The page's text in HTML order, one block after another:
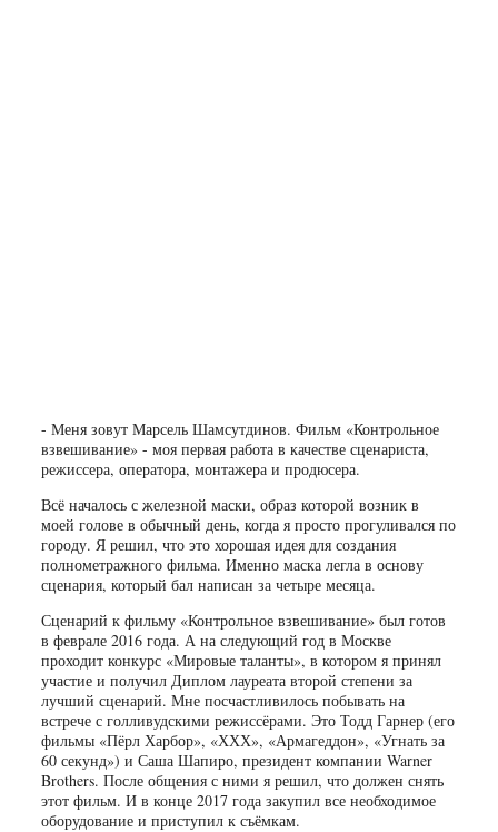
- Меня зовут Марсель Шамсутдинов. Фильм «Контрольное
взвешивание» - моя первая работа в качестве сценариста,
режиссера, оператора, монтажера и продюсера.
Всё началось с железной маски, образ которой возник в
моей голове в обычный день, когда я просто прогуливался по
городу. Я решил, что это хорошая идея для создания
полнометражного фильма. Именно маска легла в основу
сценария, который бал написан за четыре месяца.
Сценарий к фильму «Контрольное взвешивание» был готов
в феврале 2016 года. А на следующий год в Москве
проходит конкурс «Мировые таланты», в котором я принял
участие и получил Диплом лауреата второй степени за
лучший сценарий. Мне посчастливилось побывать на
встрече с голливудскими режиссёрами. Это Тодд Гарнер (его
фильмы «Пёрл Харбор», «ХХХ», «Армагеддон», «Угнать за
60 секунд») и Саша Шапиро, президент компании Warner
Brothers. После общения с ними я решил, что должен снять
этот фильм. И в конце 2017 года закупил все необходимое
оборудование и приступил к съёмкам.